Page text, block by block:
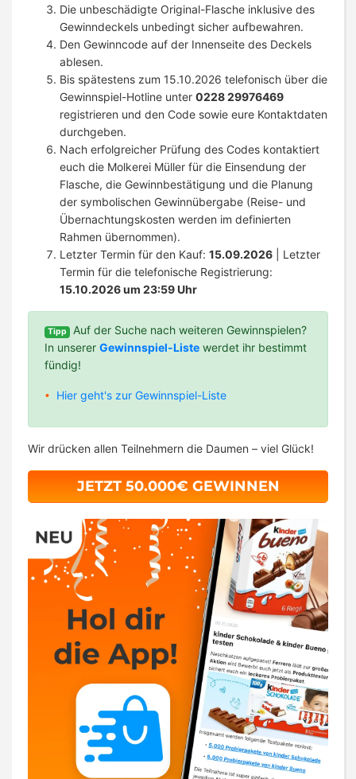
Die unbeschädigte Original-Flasche inklusive des
Gewinndeckels unbedingt sicher aufbewahren.
Den Gewinncode auf der Innenseite des Deckels
ablesen.
Bis spätestens zum 15.10.2026 telefonisch über die
Gewinnspiel-Hotline unter 0228 29976469
registrieren und den Code sowie eure Kontaktdaten
durchgeben.
Nach erfolgreicher Prüfung des Codes kontaktiert
euch die Molkerei Müller für die Einsendung der
Flasche, die Gewinnbestätigung und die Planung
der symbolischen Gewinnübergabe (Reise- und
Übernachtungskosten werden im definierten
Rahmen übernommen).
Letzter Termin für den Kauf: 15.09.2026 | Letzter
Termin für die telefonische Registrierung:
15.10.2026 um 23:59 Uhr
Tipp
Auf der Suche nach weiteren Gewinnspielen?
In unserer Gewinnspiel-Liste werdet ihr bestimmt
fündig!
Hier geht's zur Gewinnspiel-Liste
Wir drücken allen Teilnehmern die Daumen – viel Glück!
JETZT 50.000€ GEWINNEN